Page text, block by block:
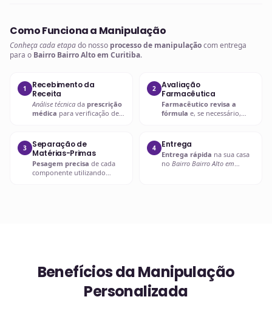
Como Funciona a Manipulação
Conheça cada etapado nosso processo de manipulaçãocom entrega
para o Bairro Bairro Alto em Curitiba.
1
Recebimento da
Receita
Análise técnica da prescrição
médica para verificação de
2
Avaliação
Farmacêutica
Farmacêutico revisa a
fórmula e, se necessário,
esclarecimentos.
3
Separação de
Matérias-Primas
Pesagem precisa de cada
componente utilizando
4 Entrega
Entrega rápida na sua casa
no Bairro Bairro Alto em
Benefícios da Manipulação
Personalizada